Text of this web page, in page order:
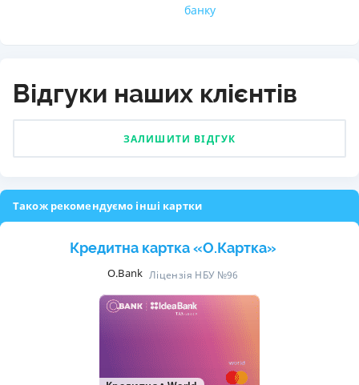
банку
Відгуки наших клієнтів
ЗАЛИШИТИ ВІДГУК
Також рекомендуємо інші картки
Кредитна картка «O.Картка»
O.Bank Ліцензія НБУ №96